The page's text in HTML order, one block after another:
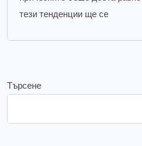
тези тенденции ще се
Търсене